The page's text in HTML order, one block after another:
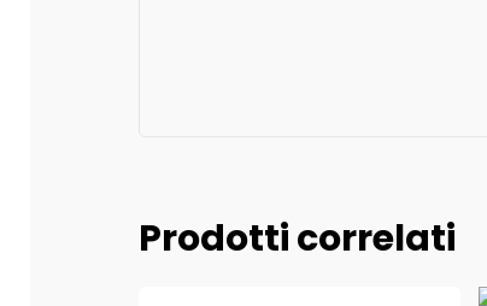
Prodotti correlati